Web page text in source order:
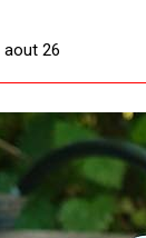
26